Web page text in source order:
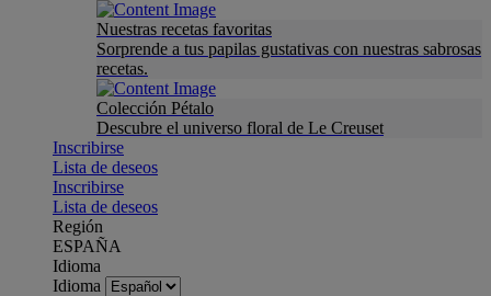
Nuestras recetas favoritas
Sorprende a tus papilas gustativas con nuestras sabrosas
recetas.
Colección Pétalo
Descubre el universo floral de Le Creuset
Inscribirse
Lista de deseos
Inscribirse
Lista de deseos
Región
ESPAÑA
Idioma
Idioma